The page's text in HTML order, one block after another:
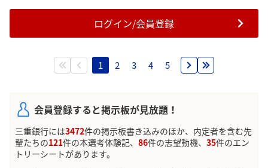
ログイン/会員登録
1 2 3 4 5
会員登録すると掲示板が見放題！
三重銀行には3472件の掲示板書き込みのほか、内定者を含む先
輩たちの121件の本選考体験記、 86件の志望動機、 35件のエン
トリーシートがあります。